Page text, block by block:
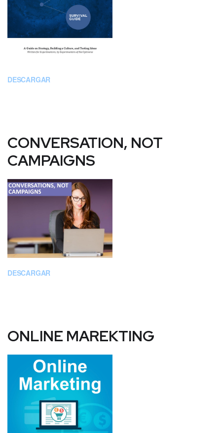
DESCARGAR
CONVERSATION, NOT
CAMPAIGNS
DESCARGAR
ONLINE MAREKTING